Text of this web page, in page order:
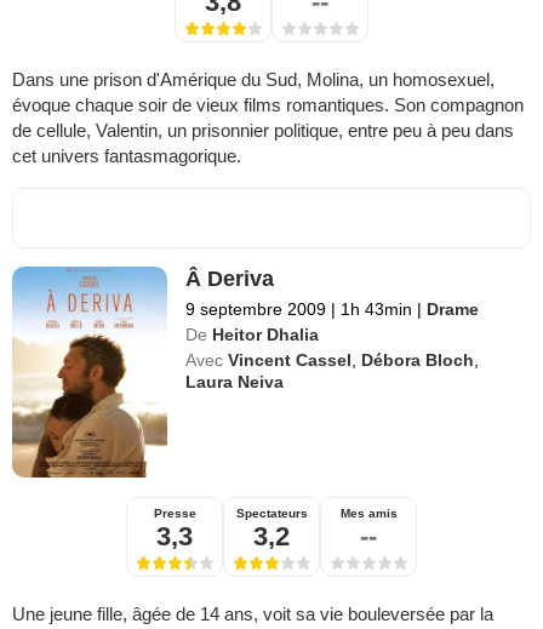
Dans une prison d'Amérique du Sud, Molina, un homosexuel,
évoque chaque soir de vieux films romantiques. Son compagnon
de cellule, Valentin, un prisonnier politique, entre peu à peu dans
cet univers fantasmagorique.
Â Deriva
9 septembre 2009 | 1h 43min | Drame
De Heitor Dhalia
Avec Vincent Cassel, Débora Bloch,
Laura Neiva
Presse
3,3
Spectateurs
3,2
Mes amis
--
Une jeune fille, âgée de 14 ans, voit sa vie bouleversée par la